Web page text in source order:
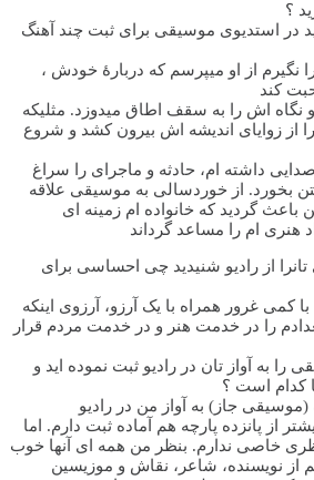
؟
در استدیوی موسیقی برای ثبت چند آهنگ
نگیرم از او میپرسم که دربارۀ خودش ،
نگاه اش را به سقف اطاق میدوزد. مثلیکه
از زوایای اندیشه اش بیرون کشد و شروع
داشته ام، حادثه و ماجرای را سراغ
بخورد. از خوردسالی به موسیقی علاقه
گردید که خانواده ام زمینه ای
از رادیو شنیدید چی احساسی برای
غرور همراه با یک آرزو، آرزوی اینکه
را در خدمت هنر و در خدمت مردم قرار
را به آواز تان در رادیو ثبت نموده اید و
کدام است ؟
(موسیقی جاز) به آواز من در رادیو
از پانزده پارچه هم آماده ثبت دارم. اما
خاصی ندارم. بنظر من همه ای آنها خوب
از نویسنده، شاعر، نقاش و موزیسین